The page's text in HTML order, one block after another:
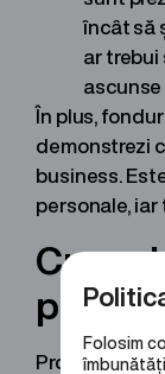
încât să
ar trebui
ascunse
În plus,
demonstrezi
business.
personale, iar
Cum
Procesul de
Folosim